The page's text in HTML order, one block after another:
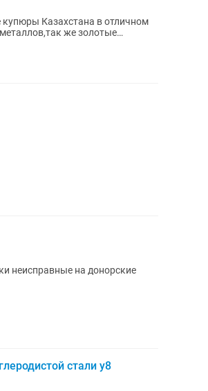
Казахстана в отличном
же золотые
неисправные на донорские
стали у8